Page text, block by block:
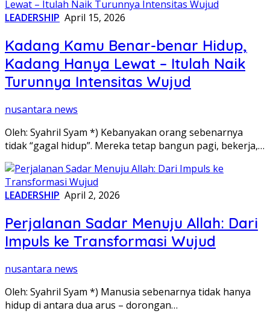
LEADERSHIP April 15, 2026
Kadang Kamu Benar-benar Hidup,
Kadang Hanya Lewat – Itulah Naik
Turunnya Intensitas Wujud
nusantara news
Oleh: Syahril Syam *) Kebanyakan orang sebenarnya
tidak “gagal hidup”. Mereka tetap bangun pagi, bekerja,…
LEADERSHIP April 2, 2026
Perjalanan Sadar Menuju Allah: Dari
Impuls ke Transformasi Wujud
nusantara news
Oleh: Syahril Syam *) Manusia sebenarnya tidak hanya
hidup di antara dua arus – dorongan…